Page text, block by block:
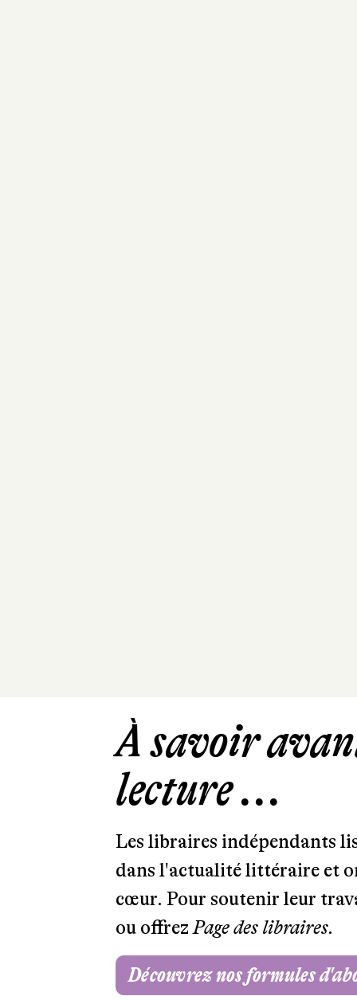
À savoir
lecture ...
Les libraires indépendants
dans l'actualité littéraire et
cœur. Pour soutenir leur
ou offrezPage des libraires.
Découvrez nos formules